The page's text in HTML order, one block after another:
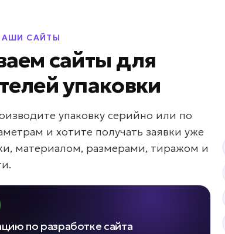
САЙТЫ
сайты для
упаковки
упаковку серийно или по
и хотите получать заявки уже
материалом, размерами, тиражом и
по разработке сайта